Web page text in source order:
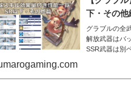
下・その他
グラブルの全
解放武器はバ
SSR武器は別